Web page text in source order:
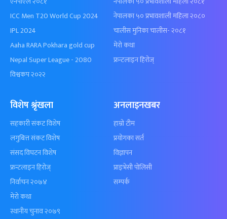
ICC Men T20 World Cup 2024
IPL 2024
Aaha RARA Pokhara gold cup
Nepal Super League - 2080
विश्वकप २०२२
नेपालका ५० प्रभावशाली महिला २०८०
चालीस मुनिका चालीस- २०८१
मेरो कथा
फ्रन्टलाइन हिरोज्
विशेष श्रृंखला
सहकारी संकट विशेष
लगुबित्त संकट विशेष
संसद विघटन विशेष
फ्रन्टलाइन हिरोज्
निर्वाचन २०७४
मेरो कथा
स्थानीय चुनाव २०७९
अनलाइनखबर
हाम्रो टीम
प्रयोगका सर्त
विज्ञापन
प्राइभेसी पोलिसी
सम्पर्क